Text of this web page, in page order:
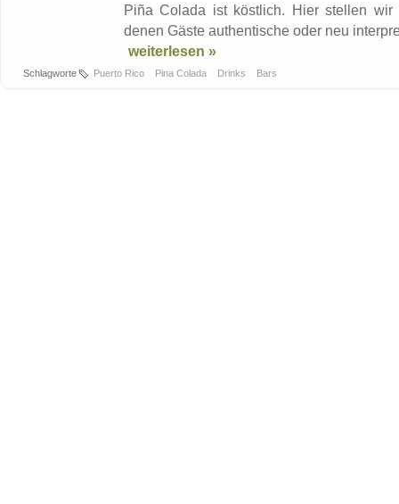
Piña Colada ist köstlich. Hier stellen
denen Gäste authentische oder neu
weiterlesen »
Schlagworte Puerto Rico Pina Colada Drinks Bars